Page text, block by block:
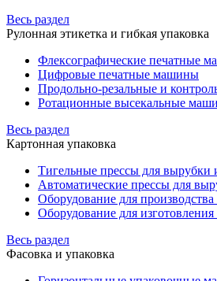
Весь раздел
Рулонная этикетка и гибкая упаковка
Флексографические печатные
Цифровые печатные машины
Продольно-резальные и
Ротационные высекальные
Весь раздел
Картонная упаковка
Тигельные прессы для вырубки
Автоматические прессы для
Оборудование для
Оборудование для
Весь раздел
Фасовка и упаковка